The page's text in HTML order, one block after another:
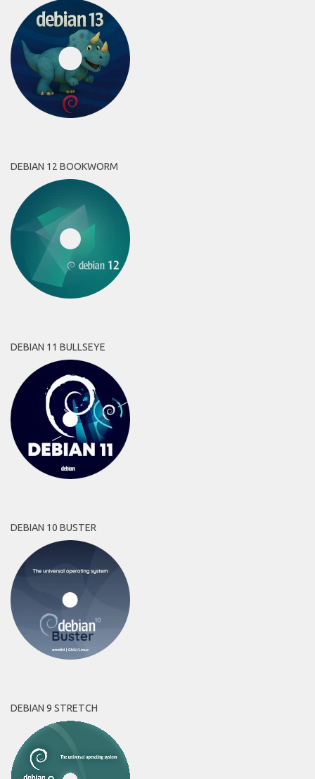
DEBIAN 12 BOOKWORM
DEBIAN 11 BULLSEYE
DEBIAN 10 BUSTER
DEBIAN 9 STRETCH